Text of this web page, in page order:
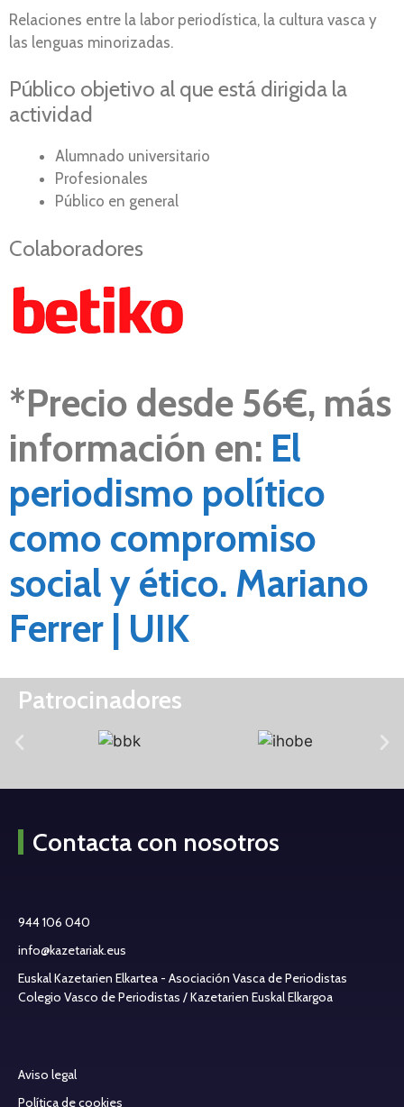
Relaciones entre la labor periodística, la cultura vasca y
las lenguas minorizadas.
Público objetivo al que está dirigida la
actividad
Alumnado universitario
Profesionales
Público en general
Colaboradores
*Precio desde 56€, más
información en: El
periodismo político
como compromiso
social y ético. Mariano
Ferrer | UIK
Patrocinadores
Contacta con nosotros
944 106 040
info@kazetariak.eus
Euskal Kazetarien Elkartea - Asociación Vasca de Periodistas
Colegio Vasco de Periodistas / Kazetarien Euskal Elkargoa
Aviso legal
Política de cookies